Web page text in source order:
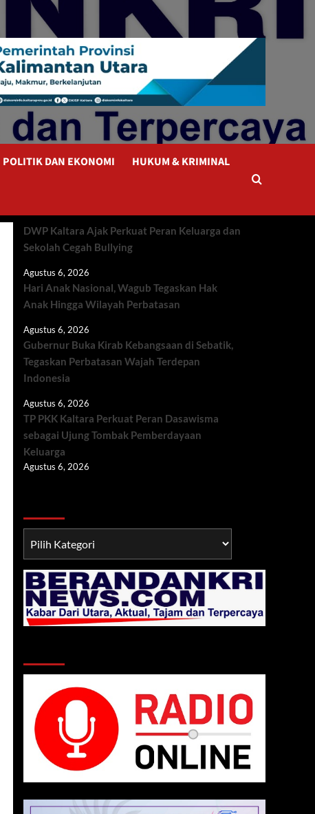
POLITIK DAN EKONOMI HUKUM & KRIMINAL
DWP Kaltara Ajak Perkuat Peran Keluarga dan
Sekolah Cegah Bullying
Agustus 6, 2026
Hari Anak Nasional, Wagub Tegaskan Hak
Anak Hingga Wilayah Perbatasan
Agustus 6, 2026
Gubernur Buka Kirab Kebangsaan di Sebatik,
Tegaskan Perbatasan Wajah Terdepan
Indonesia
Agustus 6, 2026
TP PKK Kaltara Perkuat Peran Dasawisma
sebagai Ujung Tombak Pemberdayaan
Keluarga
Agustus 6, 2026
TNI/POLRI